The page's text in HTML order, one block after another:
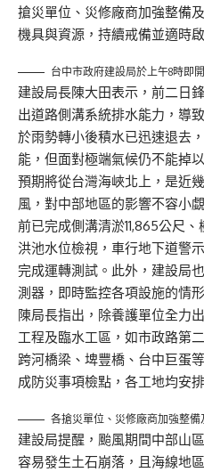
搶災單位、災修廠商加強整備
機具與資源，持續戒備並適時
台中市政府建設局於上午8時即
建設局長陳大田表示，前二日
出道路側溝系統排水能力，導
於雨勢轉小後積水已迅速退去
能，但面對極端氣候仍不能掉
預期將從台灣海峽北上，是近
風，對中部地區的影響不容小
前已完成側溝清淤11,865公尺
洪池水位檢視，車行地下道警
完成運轉測試。此外，建設局
測器，即時監控各項設施的情
陳局長指出，除養護單位全力
工程及臨水工區，如市政路第
跨河橋梁、埤豐橋、台中巨蛋
成防災事項檢點，各工地均安
各搶災單位、災修廠商加強整備
建設局提醒，颱風期間中部山
容易發生土石崩落，且海線地